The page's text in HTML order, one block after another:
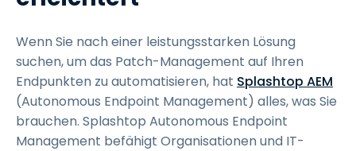
Wenn Sie nach einer leistungsstarken Lösung
suchen, um das Patch-Management auf Ihren
Endpunkten zu automatisieren, hat Splashtop AEM
(Autonomous Endpoint Management) alles, was Sie
brauchen. Splashtop Autonomous Endpoint
Management befähigt Organisationen und IT-